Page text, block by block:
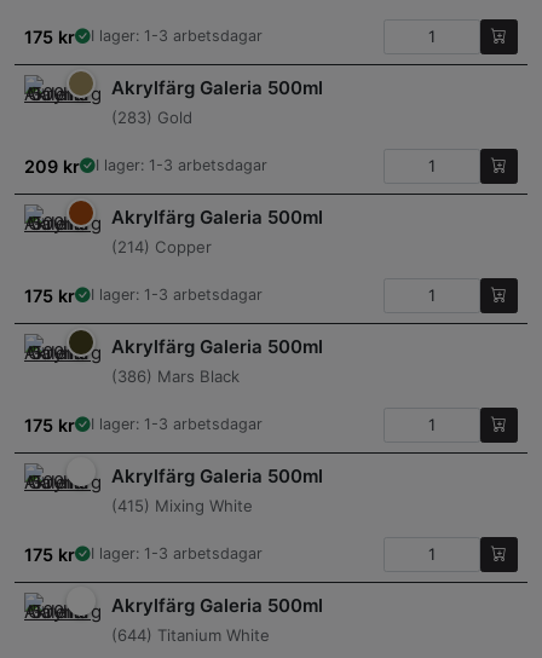
175 kr I lager: 1-3 arbetsdagar
Akrylfärg Galeria 500ml
(283) Gold
209 kr I lager: 1-3 arbetsdagar
Akrylfärg Galeria 500ml
(214) Copper
175 kr I lager: 1-3 arbetsdagar
Akrylfärg Galeria 500ml
(386) Mars Black
175 kr I lager: 1-3 arbetsdagar
Akrylfärg Galeria 500ml
(415) Mixing White
175 kr I lager: 1-3 arbetsdagar
Akrylfärg Galeria 500ml
(644) Titanium White